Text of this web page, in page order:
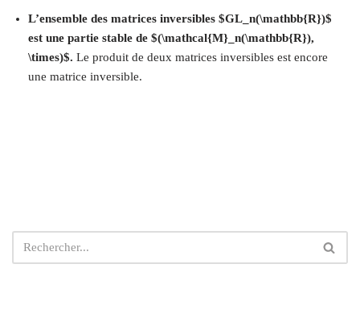
L’ensemble des matrices inversibles $GL_n(\mathbb{R})$
est une partie stable de $(\mathcal{M}_n(\mathbb{R}),
\times)$. Le produit de deux matrices inversibles est encore
une matrice inversible.